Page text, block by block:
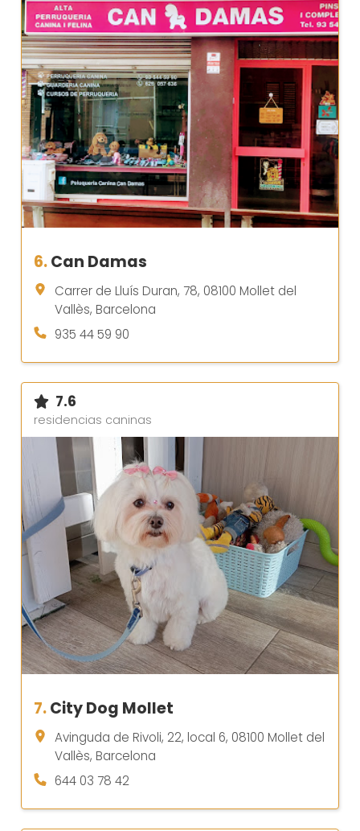
6.Can Damas
Carrer de Lluís Duran, 78, 08100 Mollet del
Vallès, Barcelona
935 44 59 90
7.6
residencias caninas
7.City Dog Mollet
Avinguda de Rivoli, 22, local 6, 08100 Mollet del
Vallès, Barcelona
644 03 78 42